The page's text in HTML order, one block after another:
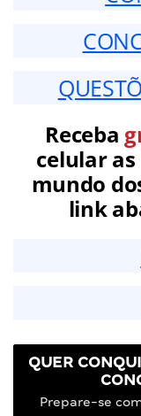
Receba
celular
mundo
link
QUER
Prepare-se